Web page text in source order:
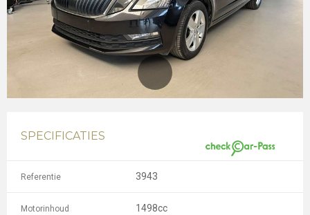
SPECIFICATIES
Referentie 3943
Motorinhoud 1498cc